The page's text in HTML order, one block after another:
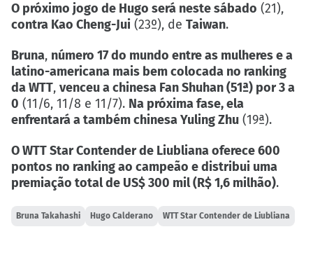
O próximo jogo de Hugo será neste sábado (21),
contra Kao Cheng-Jui (23º), de Taiwan.
Bruna, número 17 do mundo entre as mulheres e a
latino-americana mais bem colocada no ranking
da WTT, venceu a chinesa Fan Shuhan (51ª) por 3 a
0 (11/6, 11/8 e 11/7). Na próxima fase, ela
enfrentará a também chinesa Yuling Zhu (19ª).
O WTT Star Contender de Liubliana oferece 600
pontos no ranking ao campeão e distribui uma
premiação total de US$ 300 mil (R$ 1,6 milhão).
Bruna Takahashi Hugo Calderano WTT Star Contender de Liubliana